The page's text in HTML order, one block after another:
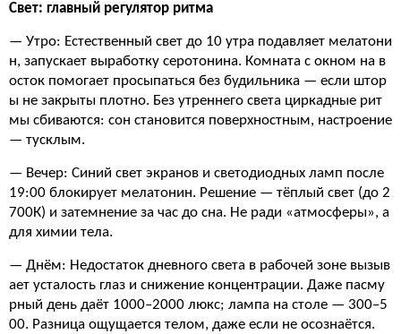
Свет: главный регулятор ритма
— Утро: Естественный свет до 10 утра подавляет мелатони
н, запускает выработку серотонина. Комната с окном на в
осток помогает просыпаться без будильника — если штор
ы не закрыты плотно. Без утреннего света циркадные рит
мы сбиваются: сон становится поверхностным, настроение
— тусклым.
— Вечер: Синий свет экранов и светодиодных ламп после
19:00 блокирует мелатонин. Решение — тёплый свет (до 2
700К) и затемнение за час до сна. Не ради «атмосферы», а
для химии тела.
— Днём: Недостаток дневного света в рабочей зоне вызыв
ает усталость глаз и снижение концентрации. Даже пасму
рный день даёт 1000–2000 люкс; лампа на столе — 300–5
00. Разница ощущается телом, даже если не осознаётся.